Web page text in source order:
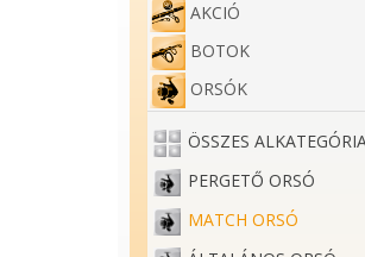
AKCIÓ
BOTOK
ORSÓK
ÖSSZES
PERGETŐ ORSÓ
MATCH ORSÓ